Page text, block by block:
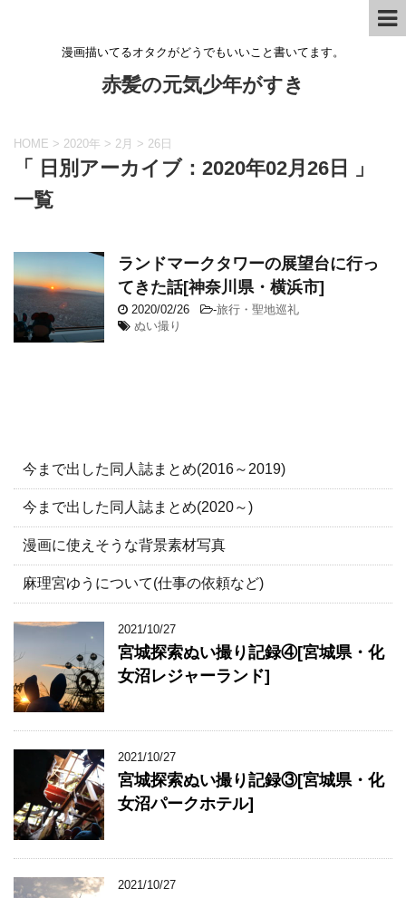
漫画描いてるオタクがどうでもいいこと書いてます。
赤髪の元気少年がすき
HOME > 2020年 > 2月 > 26日
「 日別アーカイブ：2020年02月26日 」
一覧
ランドマークタワーの展望台に行っ
てきた話[神奈川県・横浜市]
2020/02/26 -旅行・聖地巡礼
ぬい撮り
今まで出した同人誌まとめ(2016～2019)
今まで出した同人誌まとめ(2020～)
漫画に使えそうな背景素材写真
麻理宮ゆうについて(仕事の依頼など)
2021/10/27
宮城探索ぬい撮り記録④[宮城県・化
女沼レジャーランド]
2021/10/27
宮城探索ぬい撮り記録③[宮城県・化
女沼パークホテル]
2021/10/27